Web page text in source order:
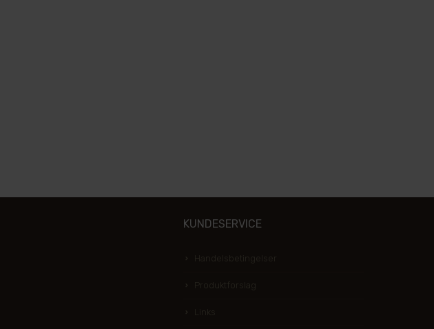
KUNDESERVICE
Handelsbetingelser
Produktforslag